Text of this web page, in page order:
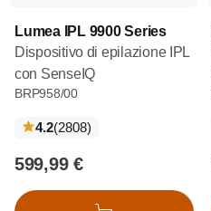
Lumea IPL 9900 Series
Dispositivo di epilazione IPL
con SenseIQ
BRP958/00
4.2(2808recensioni
)
599,99 €